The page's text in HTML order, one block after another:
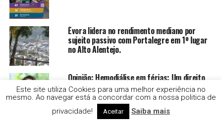
Évora lidera no rendimento mediano por
sujeito passivo com Portalegre em 1º lugar
no Alto Alentejo.
Opinião: Hemodiálise em férias: Um direito
que não deve tirar férias
Este site utiliza Cookies para uma melhor experiência no
mesmo. Ao navegar está a concordar com a nossa politica de
privacidade!
Aceitar Saiba mais